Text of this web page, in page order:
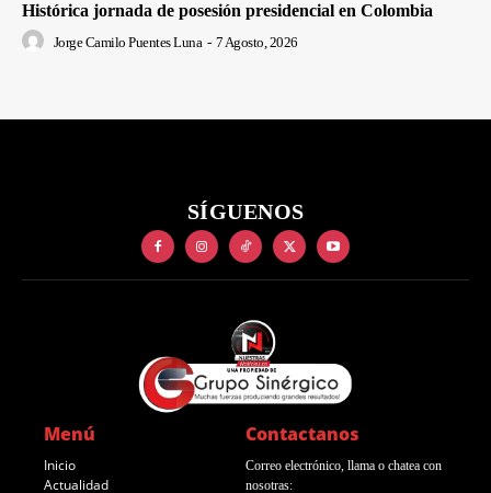
Histórica jornada de posesión presidencial en Colombia
Jorge Camilo Puentes Luna - 7 Agosto, 2026
SÍGUENOS
Menú
Inicio
Actualidad
Contactanos
Correo electrónico, llama o chatea con
nosotras: